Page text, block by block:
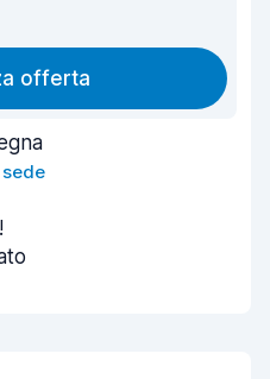
offerta